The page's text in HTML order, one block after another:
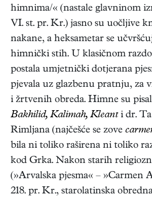
himnima/« (nastale glavninom
VI. st. pr. Kr.) jasno su uočljive
nakane, a heksametar se
himnički stih. U klasičnom
postala umjetnički dotjerana
pjevala uz glazbenu pratnju, za
i žrtvenih obreda. Himne su
Bakhilid, Kalimah, Kleanti dr.
Rimljana (najčešće se zove
bila ni toliko raširena ni toliko
kod Grka. Nakon starih
(»Arvalska pjesma« – »Carmen
218. pr. Kr., starolatinska